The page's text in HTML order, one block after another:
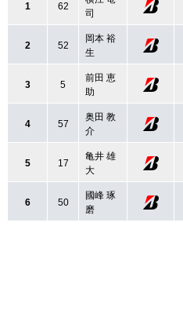
1 62
司
2 52
岡本 裕
生
3 5
前田 恵
助
4 57
奥田 教
介
5 17
亀井 雄
大
6 50
國峰 琢
磨